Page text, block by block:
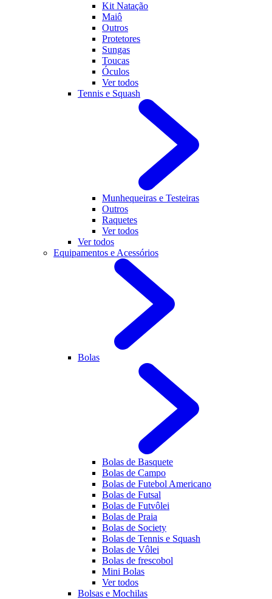
Kit Natação
Maiô
Outros
Protetores
Sungas
Toucas
Óculos
Ver todos
Tennis e Squash
Munhequeiras e Testeiras
Outros
Raquetes
Ver todos
Ver todos
Equipamentos e Acessórios
Bolas
Bolas de Basquete
Bolas de Campo
Bolas de Futebol Americano
Bolas de Futsal
Bolas de Futvôlei
Bolas de Praia
Bolas de Society
Bolas de Tennis e Squash
Bolas de Vôlei
Bolas de frescobol
Mini Bolas
Ver todos
Bolsas e Mochilas